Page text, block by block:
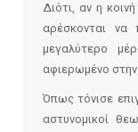
Διότι, αν η
αρέσκονται να
μεγαλύτερο
αφιερωμένο
Όπως τόνισε
αστυνομικοί